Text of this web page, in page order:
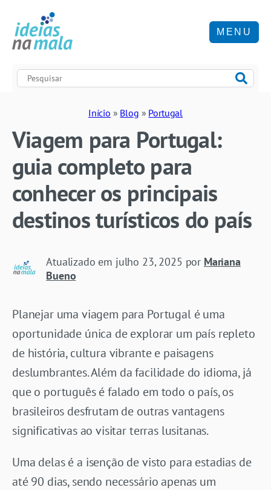
MENU
Início » Blog » Portugal
Viagem para Portugal:
guia completo para
conhecer os principais
destinos turísticos do país
Atualizado em julho 23, 2025 por Mariana
Bueno
Planejar uma viagem para Portugal é uma
oportunidade única de explorar um país repleto
de história, cultura vibrante e paisagens
deslumbrantes. Além da facilidade do idioma, já
que o português é falado em todo o país, os
brasileiros desfrutam de outras vantagens
significativas ao visitar terras lusitanas.
Uma delas é a isenção de visto para estadias de
até 90 dias, sendo necessário apenas um